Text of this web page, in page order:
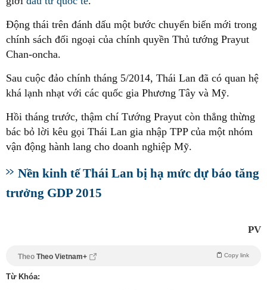
Động thái trên đánh dấu một bước chuyển biến mới trong
chính sách đối ngoại của chính quyền Thủ tướng Prayut
Chan-oncha.
Sau cuộc đảo chính tháng 5/2014, Thái Lan đã có quan hệ
khá lạnh nhạt với các quốc gia Phương Tây và Mỹ.
Hồi tháng trước, thậm chí Tướng Prayut còn thẳng thừng
bác bỏ lời kêu gọi Thái Lan gia nhập TPP của một nhóm
vận động hành lang cho doanh nghiệp Mỹ.
Nền kinh tế Thái Lan bị hạ mức dự báo tăng
trưởng GDP 2015
PV
Theo Theo Vietnam+ Copy link
Từ Khóa: